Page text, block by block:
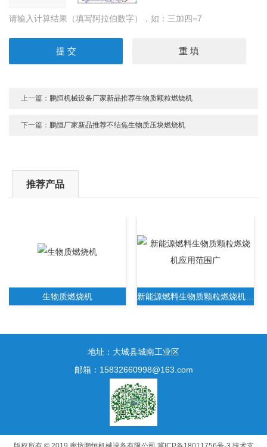
请输入计算结果（填写阿拉伯数字），如：三加四=7
上一篇： 鹏恒机械设备厂家新品推荐生物质颗粒燃烧机
下一篇： 鹏恒厂家新品推荐不结焦生物质压块燃烧机
推荐产品
生物质燃烧机 新能源燃料生物质颗粒燃烧机应用范围广
新一代生物质木屑颗粒燃烧机无需人工操作
地址：大城县城南工业区
邮箱：15832660998@163.com